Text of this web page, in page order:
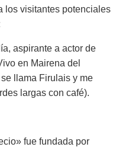
los visitantes potenciales
aspirante a actor de
en Mairena del
llama Firulais y me
largas con café).
fue fundada por